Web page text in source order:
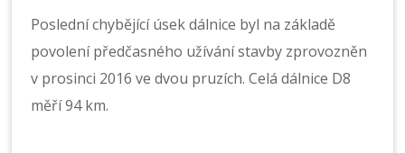
Poslední chybějící úsek dálnice byl na základě
povolení předčasného užívání stavby zprovozněn
v prosinci 2016 ve dvou pruzích. Celá dálnice D8
měří 94 km.